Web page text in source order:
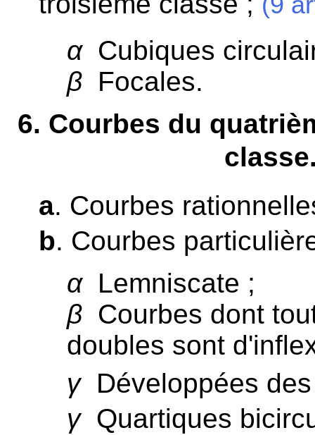
αCubiques
β Focales.
6. Courbes du
a. Courbes
b. Courbes
αLemniscate ;
β Courbes dont
doubles sont
γDéveloppées
γQuartiques